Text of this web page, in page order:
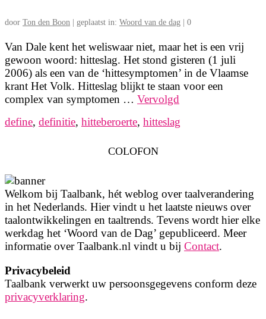
door Ton den Boon geplaatst in: Woord van de dag 0
Van Dale kent het weliswaar niet, maar het is een vrij
gewoon woord: hitteslag. Het stond gisteren (1 juli
2006) als een van de ‘hittesymptomen’ in de Vlaamse
krant Het Volk. Hitteslag blijkt te staan voor een
complex van symptomen … Vervolgd
define, definitie, hitteberoerte, hitteslag
COLOFON
Welkom bij Taalbank, hét weblog over taalverandering
in het Nederlands. Hier vindt u het laatste nieuws over
taalontwikkelingen en taaltrends. Tevens wordt hier elke
werkdag het ‘Woord van de Dag’ gepubliceerd. Meer
informatie over Taalbank.nl vindt u bij Contact.
Privacybeleid
Taalbank verwerkt uw persoonsgegevens conform deze
privacyverklaring.